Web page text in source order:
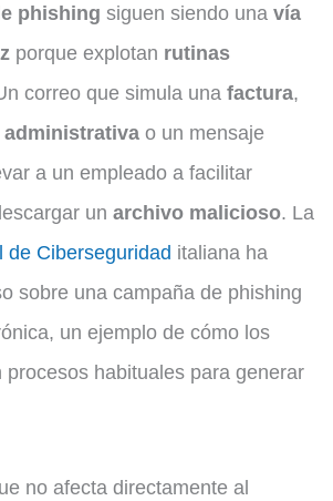
phishing siguen siendo una vía
porque explotan rutinas
correo que simula una factura,
o un mensaje
a un empleado a facilitar
un archivo malicioso. La
de Ciberseguridad italiana ha
sobre una campaña de phishing
un ejemplo de cómo los
procesos habituales para generar
no afecta directamente al